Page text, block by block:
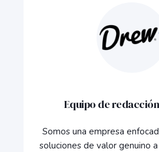
Equipo de
Somos una empresa
soluciones de valor genuino